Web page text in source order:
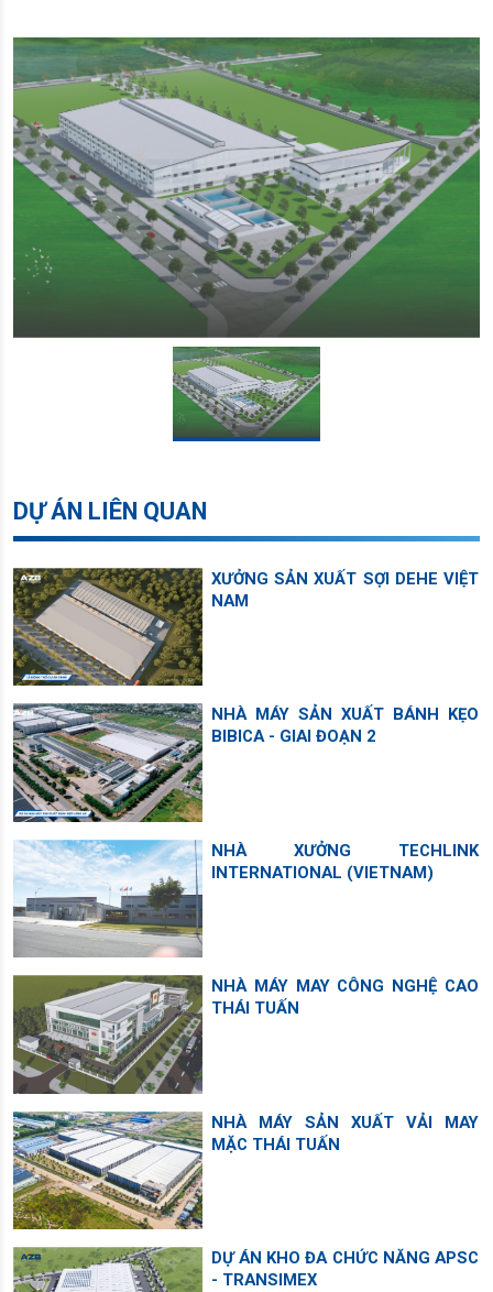
DỰ ÁN LIÊN QUAN
XƯỞNG SẢN XUẤT SỢI DEHE VIỆT
NAM
NHÀ MÁY SẢN XUẤT BÁNH KẸO
BIBICA - GIAI ĐOẠN 2
NHÀ XƯỞNG TECHLINK
INTERNATIONAL (VIETNAM)
NHÀ MÁY MAY CÔNG NGHỆ CAO
THÁI TUẤN
NHÀ MÁY SẢN XUẤT VẢI MAY
MẶC THÁI TUẤN
DỰ ÁN KHO ĐA CHỨC NĂNG APSC
- TRANSIMEX